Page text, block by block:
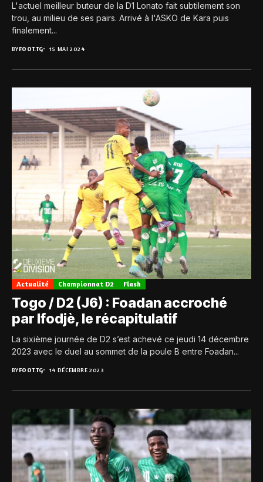
L'actuel meilleur buteur de la D1 Lonato fait subtilement son
trou, au milieu de ses pairs. Arrivé à l'ASKO de Kara puis
finalement...
BYFOOT.TG 15 MAI 2024
Actualité Championnat D2 Flash
Togo / D2 (J6) : Foadan accroché
par Ifodjè, le récapitulatif
La sixième journée de D2 s’est achevé ce jeudi 14 décembre
2023 avec le duel au sommet de la poule B entre Foadan...
BYFOOT.TG 14 DÉCEMBRE 2023